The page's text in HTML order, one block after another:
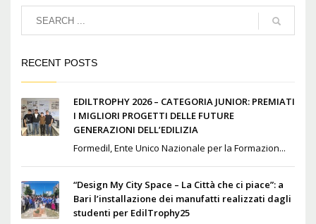
RECENT POSTS
EDILTROPHY 2026 – CATEGORIA JUNIOR: PREMIATI
I MIGLIORI PROGETTI DELLE FUTURE
GENERAZIONI DELL’EDILIZIA
Formedil, Ente Unico Nazionale per la Formazion...
“Design My City Space – La Città che ci piace”: a
Bari l’installazione dei manufatti realizzati dagli
studenti per EdilTrophy25